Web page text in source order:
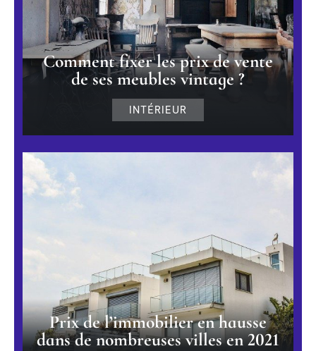
Comment fixer les prix de vente
de ses meubles vintage ?
INTÉRIEUR
Prix de l’immobilier en hausse
dans de nombreuses villes en 2021